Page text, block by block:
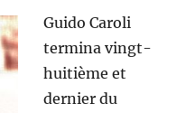
Guido Caroli
termina vingt-
huitième et
dernier du